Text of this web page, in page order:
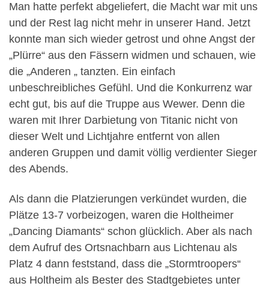
Man hatte perfekt abgeliefert, die Macht war mit uns
und der Rest lag nicht mehr in unserer Hand. Jetzt
konnte man sich wieder getrost und ohne Angst der
„Plürre“ aus den Fässern widmen und schauen, wie
die „Anderen „ tanzten. Ein einfach
unbeschreibliches Gefühl. Und die Konkurrenz war
echt gut, bis auf die Truppe aus Wewer. Denn die
waren mit Ihrer Darbietung von Titanic nicht von
dieser Welt und Lichtjahre entfernt von allen
anderen Gruppen und damit völlig verdienter Sieger
des Abends.
Als dann die Platzierungen verkündet wurden, die
Plätze 13-7 vorbeizogen, waren die Holtheimer
„Dancing Diamants“ schon glücklich. Aber als nach
dem Aufruf des Ortsnachbarn aus Lichtenau als
Platz 4 dann feststand, dass die „Stormtroopers“
aus Holtheim als Bester des Stadtgebietes unter